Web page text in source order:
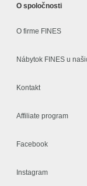
O spoločnosti
O firme FINES
Nábytok FINES u
Kontakt
Affiliate program
Facebook
Instagram